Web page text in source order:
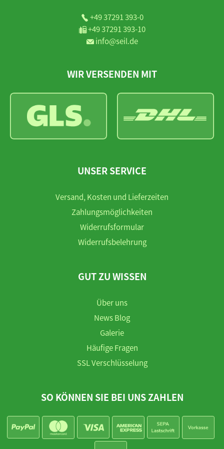
+49 37291 393-0
+49 37291 393-10
info@seil.de
WIR VERSENDEN MIT
UNSER SERVICE
Versand, Kosten und Lieferzeiten
Zahlungsmöglichkeiten
Widerrufsformular
Widerrufsbelehrung
GUT ZU WISSEN
Über uns
News Blog
Galerie
Häufige Fragen
SSL Verschlüsselung
SO KÖNNEN SIE BEI UNS ZAHLEN